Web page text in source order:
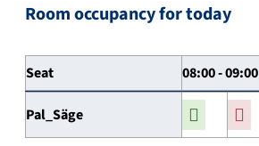
Room occupancy for today
Seat 08:00 - 09:00
Pal_Säge